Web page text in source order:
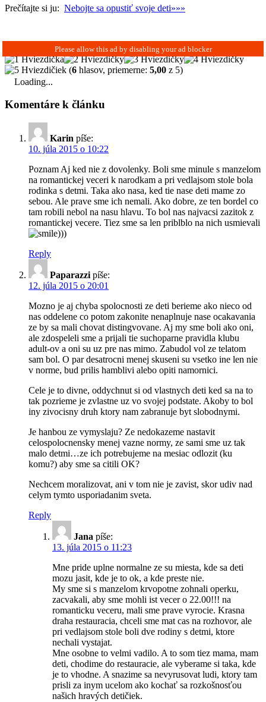
Prečítajte si ju: Nebojte sa opustiť svoje deti»»»
(6 hlasov, priemerne: 5,00 z 5)
Loading...
Komentáre k článku
Karin píše:
10. júla 2015 o 10:22
Poznam Aj ked nie z dovolenky. Boli sme minule s manzelom
na romantickej veceri k narodkam a pri vedlajsom stole bola
rodinka s detmi. Taka ako nasa, ked tie nase deti mame zo
sebou. Ale prave sme ich nemali. Ako dobre, ze ten bordel co
tam robili nebol na nasu hlavu. To bol nas najvacsi zazitok z
romantickej vecere. Tiez sme sa len priblblo na nich usmievali
)))
Reply
Paparazzi píše:
12. júla 2015 o 20:01
Mozno je aj chyba spolocnosti ze deti berieme ako nieco od
nas oddelene co potom zakonite nenaplnuje nase ocakavania
ze by sa mali chovat distingvovane. Aj my sme boli ako oni,
ale zdospeleli sme a prijali tie suchoparne pravidla klubu
adult-ov a oni su uz pre nas mimo. Zabudol vol ze telatom
sam bol. O par desatrocni menej skuseni su vsetko ine len nie
v norme, bud prilis hamblivi alebo opiti namornici.
Cele je to divne, oddychnut si od vlastnych deti ked sa na to
tak pozrieme je zvlastne uz vo svojej podstate. Akoby to bol
iny zivocisny druh ktory nam zabranuje byt slobodnymi.
Je hanbou ze vymyslaju? Ze nedokazeme nastavit
celospolocnensky menej vazne normy, ze sami sme uz tak
malo detmi…ze ich potrebujeme na mesiac odlozit (ku
komu?) aby sme sa citili OK?
Nechcem moralizovat, ani v tom nie je zavist, skor udiv nad
celym tymto usporiadanim sveta.
Reply
Jana píše:
13. júla 2015 o 11:23
Mne pride uplne normalne ze su miesta, kde sa deti
mozu jasit, kde je to ok, a kde preste nie.
My sme si s manzelom krvopotne zohnali operku,
zacvakali, aby sme mohli ist vecer o 22.00!!! na
romanticku veceru, mali sme prave vyrocie. Krasna
draha restauracia, chceli sme mat cas na rozhovor, ale
pri vedlajsom stole boli dve rodiny s detmi, ktore
nechali vystajat.
Mne osobne to velmi vadilo. A to som tiez mama, mam
deti, chodime do restauracie, ale vyberame si taka, kde
je to vhodne. A snazime sa nevyrusovat ludi, ktory tam
prisli za inym ucelom ako kochať sa rozkošnosťou
našich hravých detičiek.